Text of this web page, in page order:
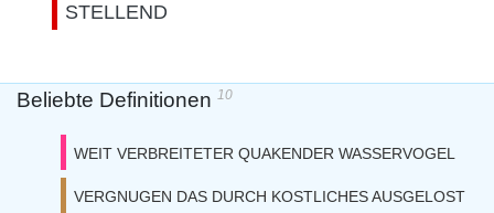
STELLEND
Beliebte Definitionen 10
WEIT VERBREITETER QUAKENDER WASSERVOGEL
VERGNUGEN DAS DURCH KOSTLICHES AUSGELOST